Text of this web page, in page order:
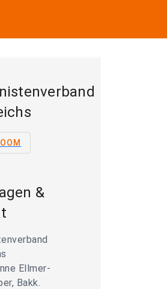
&
Ellmer-
Bakk.